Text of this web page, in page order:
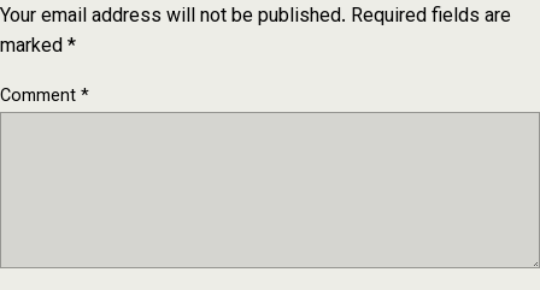
Your email address will not be published. Required fields are
marked*
Comment*